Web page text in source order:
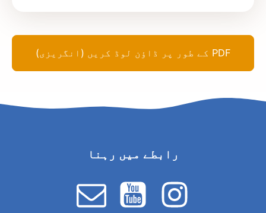
PDF کے طور پر ڈاؤن لوڈ کریں (انگریزی)
رابطے میں رہنا